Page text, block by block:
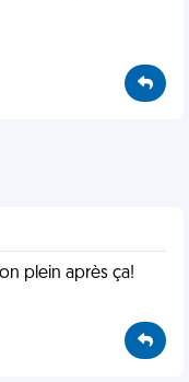
plein après ça!